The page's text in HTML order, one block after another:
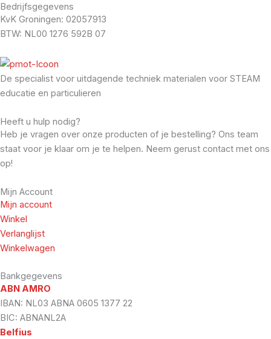
Bedrijfsgegevens
KvK Groningen: 02057913
BTW: NL00 1276 592B 07
De specialist voor uitdagende techniek materialen voor STEAM
educatie en particulieren
Heeft u hulp nodig?
Heb je vragen over onze producten of je bestelling? Ons team
staat voor je klaar om je te helpen. Neem gerust contact met ons
op!
Mijn Account
Mijn account
Winkel
Verlanglijst
Winkelwagen
Bankgegevens
ABN AMRO
IBAN: NL03 ABNA 0605 1377 22
BIC: ABNANL2A
Belfius